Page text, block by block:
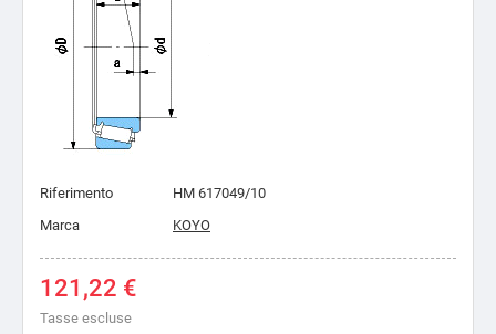
Riferimento
HM 617049/10
Marca
KOYO
121,22 €
Tasse escluse